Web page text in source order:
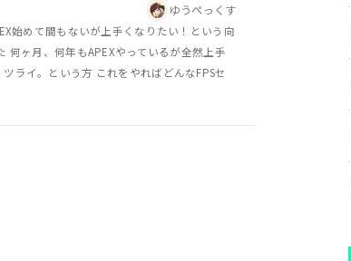
ゆうぺっくす
始めて間もないが上手くなりたい！という向
何ヶ月、何年もAPEXやっているが全然上手
ライ。という方 これをやればどんなFPSセ